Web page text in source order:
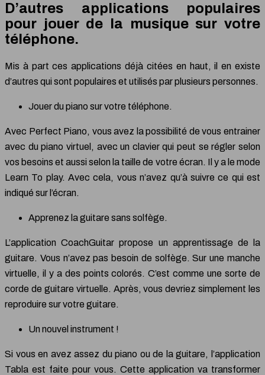
D’autres applications populaires
pour jouer de la musique sur votre
téléphone.
Mis à part ces applications déjà citées en haut, il en existe
d’autres qui sont populaires et utilisés par plusieurs personnes.
Jouer du piano sur votre téléphone.
Avec Perfect Piano, vous avez la possibilité de vous entrainer
avec du piano virtuel, avec un clavier qui peut se régler selon
vos besoins et aussi selon la taille de votre écran. Il y a le mode
Learn To play. Avec cela, vous n’avez qu’à suivre ce qui est
indiqué sur l’écran.
Apprenez la guitare sans solfège.
L’application CoachGuitar propose un apprentissage de la
guitare. Vous n’avez pas besoin de solfège. Sur une manche
virtuelle, il y a des points colorés. C’est comme une sorte de
corde de guitare virtuelle. Après, vous devriez simplement les
reproduire sur votre guitare.
Un nouvel instrument !
Si vous en avez assez du piano ou de la guitare, l’application
Tabla est faite pour vous. Cette application va transformer